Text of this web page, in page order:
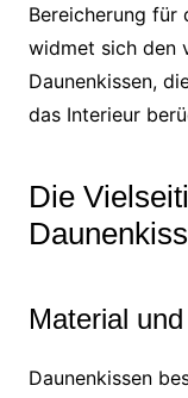
Bereicherung für
widmet sich den
Daunenkissen,
das Interieur
Die
Material
Daunenkissen